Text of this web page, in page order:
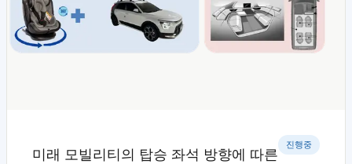
미래 모빌리티의 탑승 좌석 방향에 따른
진행중